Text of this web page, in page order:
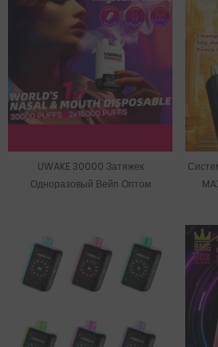
UWAKE 30000 Затяжек
Одноразовый Вейп Оптом